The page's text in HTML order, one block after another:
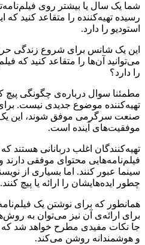
شما یک سال یا بیشتر روی
رسیده تهیه‌کننده را متقاعد کنید
استودیو را دارد.
این یک شانس برای شروع زندگی
می‌توانید آن‌ها را متقاعد کنید که
را دارد؟
مطمئنا سوال درباره‌ی چگونگی پیچ
تهیه‌کننده موضوع جدیدی نیست. برای
صنعت سرگرمی موفق شوند، این
موفقیت‌های آینده است.
تهیه‌کنندگان اغلب دربانانی هستند
فیلم‌نامه‌هایی محتوای موفقی
سینما عبور کنند. اما بسیاری از
چطور ایده‌هایشان را ارائه یا پیچ کنند.
همانطور که برای نوشتن یک
برای ارائه‌ی آن نیز می‌توان به
جا نکات مفیدی مطرح خواهد شد که
و هوشمندانه روشن می‌کند.